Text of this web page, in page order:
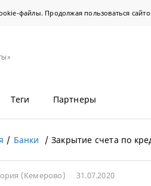
файлы. Продолжая пользоваться
Теги Партнеры
Банки Закрытие счета по
(Кемерово) 31.07.2020